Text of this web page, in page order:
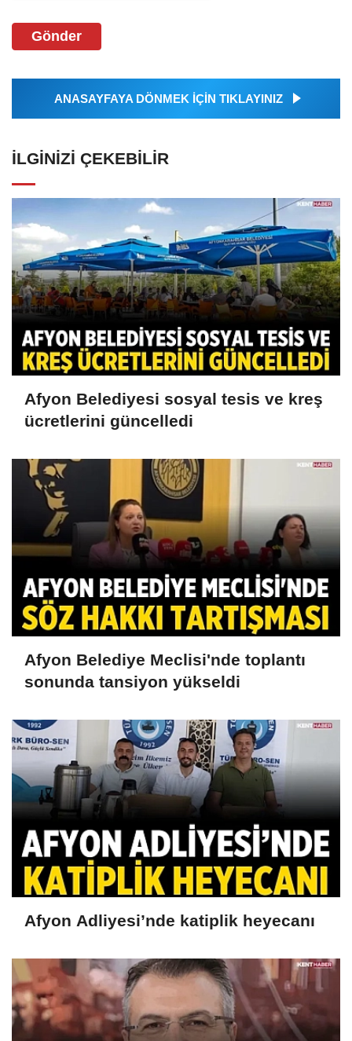
Gönder
ANASAYFAYA DÖNMEK İÇİN TIKLAYINIZ
İLGINIZI ÇEKEBILIR
Afyon Belediyesi sosyal tesis ve kreş
ücretlerini güncelledi
Afyon Belediye Meclisi'nde toplantı
sonunda tansiyon yükseldi
Afyon Adliyesi’nde katiplik heyecanı